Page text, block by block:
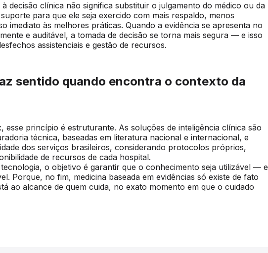
decisão clínica não significa substituir o julgamento do médico ou da
para que ele seja exercido com mais respaldo, menos
imediato às melhores práticas. Quando a evidência se apresenta no
e auditável, a tomada de decisão se torna mais segura — e isso
assistenciais e gestão de recursos.
sentido quando encontra o contexto da
esse princípio é estruturante. As soluções de inteligência clínica são
técnica, baseadas em literatura nacional e internacional, e
dos serviços brasileiros, considerando protocolos próprios,
de recursos de cada hospital.
o objetivo é garantir que o conhecimento seja utilizável — e
Porque, no fim, medicina baseada em evidências só existe de fato
ao alcance de quem cuida, no exato momento em que o cuidado